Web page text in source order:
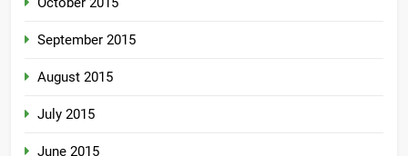
September 2015
August 2015
July 2015
June 2015